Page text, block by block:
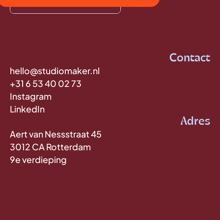
Contact
hello@studiomaker.nl
+31 6 53 40 02 73
Instagram
LinkedIn
Adres
Aert van Nessstraat 45
3012 CA Rotterdam
9e verdieping